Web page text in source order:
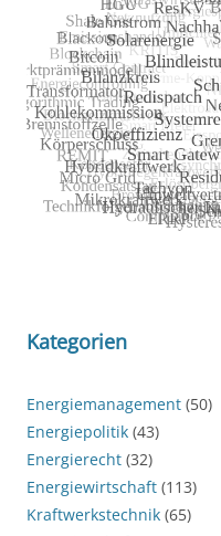
Kategorien
Energiemanagement (50)
Energiepolitik (43)
Energierecht (32)
Energiewirtschaft (113)
Kraftwerkstechnik (65)